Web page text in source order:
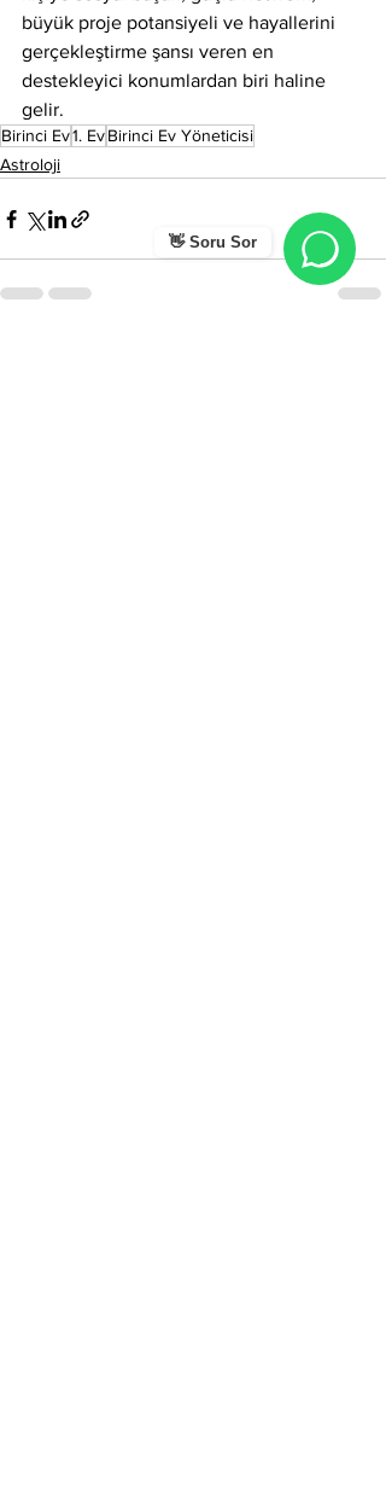
👋 Soru Sor
büyük proje potansiyeli ve hayallerini
gerçekleştirme şansı veren en
destekleyici konumlardan biri haline
gelir.
Birinci Ev1. EvBirinci Ev Yöneticisi
Astroloji